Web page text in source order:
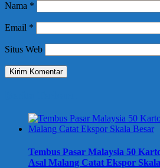
Nama *
Email *
Situs Web
Tembus Pasar Malaysia 50
Asal Malang Catat Ekspor